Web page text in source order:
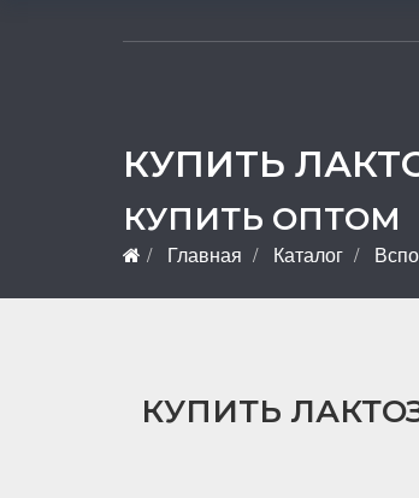
КУПИТЬ
КУПИТЬ ОПТОМ
Главная Каталог
КУПИТЬ